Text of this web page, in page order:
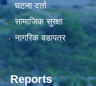
घटना दर्ता
सामाजिक सुरक्षा
नागरिक वडापत्र
Reports